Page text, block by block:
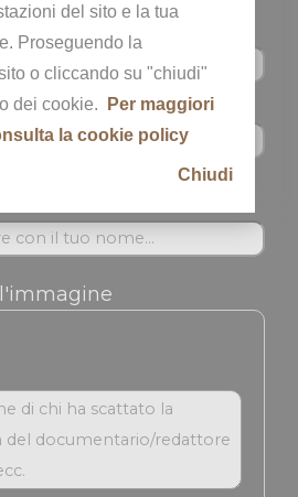
del sito e la tua
Proseguendo la
o cliccando su "chiudi"
dei cookie.
Per maggiori
la cookie policy
Chiudi